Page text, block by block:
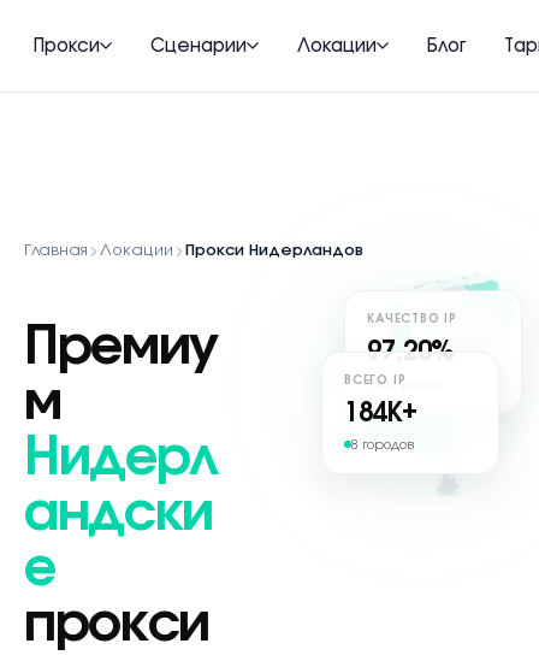
Прокси Сценарии Локации Блог
Главная Локации Прокси Нидерландов
Премиу
м
Нидерл
андски
е
прокси
КАЧЕСТВО IP
97.20%
Без фрода
ВСЕГО IP
184K+
8 городов